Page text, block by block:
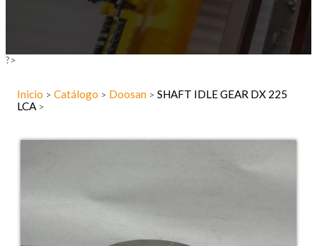
?>
Inicio > Catálogo > Doosan > SHAFT IDLE GEAR DX 225
LCA >